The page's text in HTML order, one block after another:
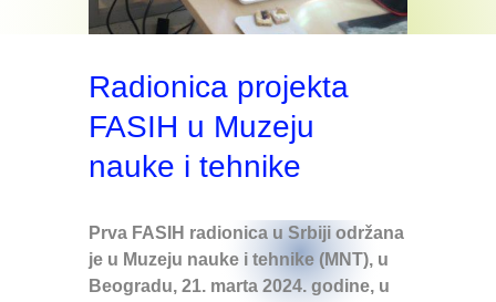
Radionica projekta
FASIH u Muzeju
nauke i tehnike
Prva FASIH radionica u Srbiji održana
je u Muzeju nauke i tehnike (MNT), u
Beogradu, 21. marta 2024. godine, u